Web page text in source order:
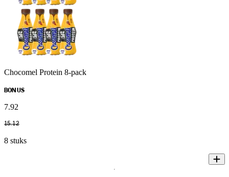
Chocomel Protein 8-pack
BONUS
7.92
15.12
8 stuks